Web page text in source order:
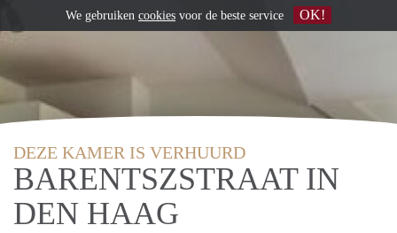
DEZE KAMER IS VERHUURD
BARENTSZSTRAAT IN
DEN HAAG
We gebruiken cookies voor de beste service OK!